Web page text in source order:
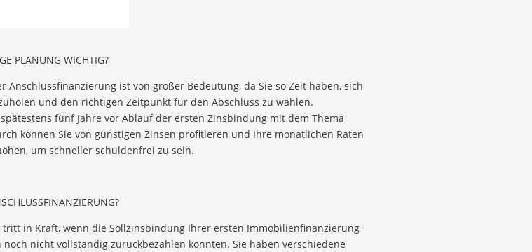
PLANUNG WICHTIG?
Anschlussfinanzierung ist von großer Bedeutung, da Sie so Zeit haben, sich
und den richtigen Zeitpunkt für den Abschluss zu wählen.
fünf Jahre vor Ablauf der ersten Zinsbindung mit dem Thema
können Sie von günstigen Zinsen profitieren und Ihre monatlichen Raten
um schneller schuldenfrei zu sein.
tritt in Kraft, wenn die Sollzinsbindung Ihrer ersten Immobilien­finanzierung
nicht vollständig zurückbezahlen konnten. Sie haben verschiedene